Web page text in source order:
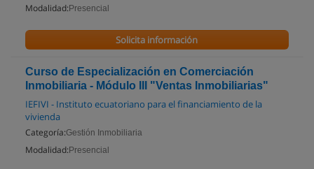
Modalidad: Presencial
Solicita información
Curso de Especialización en Comerciación
Inmobiliaria - Módulo III "Ventas Inmobiliarias"
IEFIVI - Instituto ecuatoriano para el financiamiento de la
vivienda
Categoría:Gestión Inmobiliaria
Modalidad: Presencial